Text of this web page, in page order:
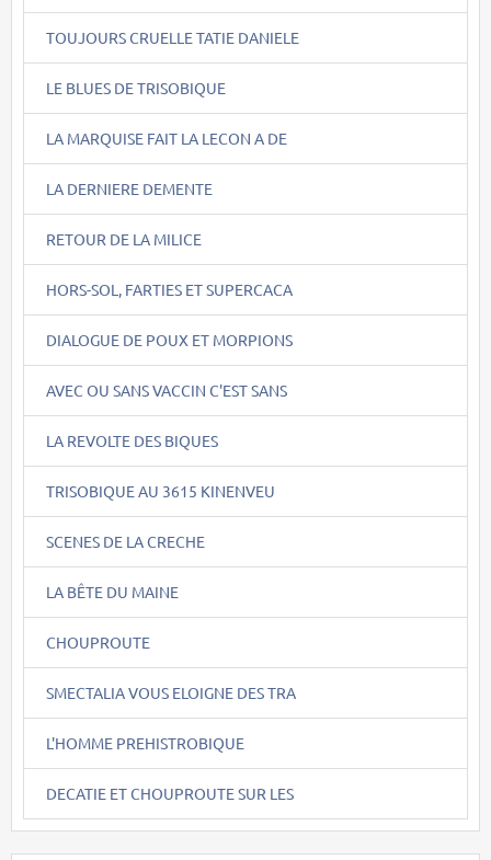
TOUJOURS CRUELLE TATIE DANIELE
LE BLUES DE TRISOBIQUE
LA MARQUISE FAIT LA LECON A DE
LA DERNIERE DEMENTE
RETOUR DE LA MILICE
HORS-SOL, FARTIES ET SUPERCACA
DIALOGUE DE POUX ET MORPIONS
AVEC OU SANS VACCIN C'EST SANS
LA REVOLTE DES BIQUES
TRISOBIQUE AU 3615 KINENVEU
SCENES DE LA CRECHE
LA BÊTE DU MAINE
CHOUPROUTE
SMECTALIA VOUS ELOIGNE DES TRA
L'HOMME PREHISTROBIQUE
DECATIE ET CHOUPROUTE SUR LES